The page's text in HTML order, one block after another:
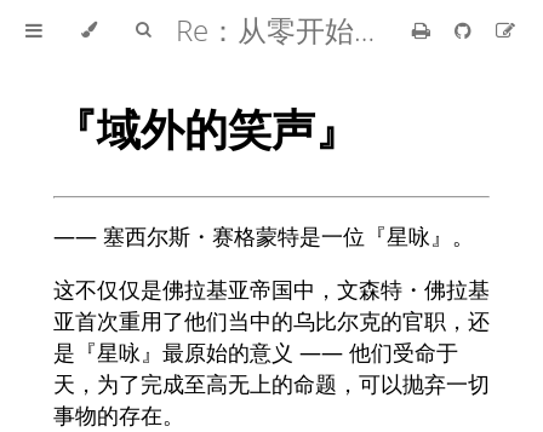
Re：从零开始的异世界生活
『域外的笑声』
—— 塞西尔斯・赛格蒙特是一位『星咏』。
这不仅仅是佛拉基亚帝国中，文森特・佛拉基
亚首次重用了他们当中的乌比尔克的官职，还
是『星咏』最原始的意义 —— 他们受命于
天，为了完成至高无上的命题，可以抛弃一切
事物的存在。